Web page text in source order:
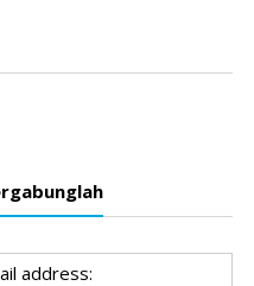
address: